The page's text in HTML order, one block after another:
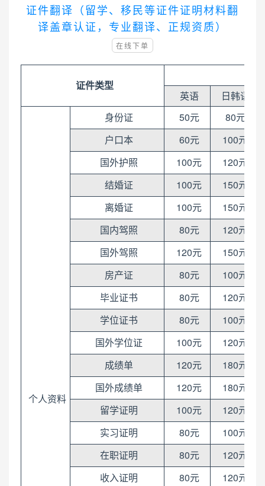
证件翻译（留学、移民等证件证明材料翻
译盖章认证，专业翻译、正规资质）
在线下单
证件类型
英语 日韩语
个人资料
身份证 50元
80元
户口本
60元
100元
国外护照
100元
120元
结婚证
100元
150元
离婚证
100元
150元
国内驾照
80元
120元
国外驾照
120元
150元
房产证
80元
100元
毕业证书
80元
120元
学位证书
80元
100元
国外学位证
100元
120元
成绩单
120元
180元
国外成绩单
120元
180元
留学证明
100元
120元
实习证明
80元
100元
在职证明
80元
120元
收入证明
80元
120元